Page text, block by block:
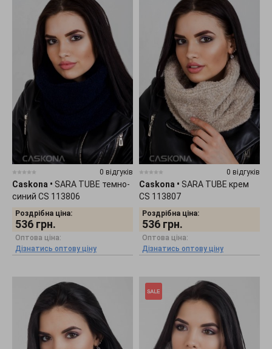
0 відгуків
Caskona • SARA TUBE темно-
синий CS 113806
Роздрібна ціна:
536 грн.
Оптова ціна:
Дізнатись оптову ціну
0 відгуків
Caskona • SARA TUBE крем
CS 113807
Роздрібна ціна:
536 грн.
Оптова ціна:
Дізнатись оптову ціну